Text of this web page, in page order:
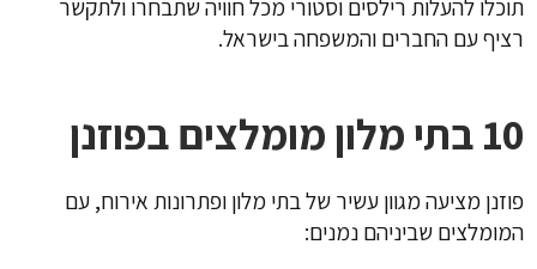
תוכלו להעלות רילסים וסטורי מכל חוויה שתבחרו ולתקשר
רציף עם החברים והמשפחה בישראל.
10 בתי מלון מומלצים בפוזנן
פוזנן מציעה מגוון עשיר של בתי מלון ופתרונות אירוח, עם
המומלצים שביניהם נמנים: